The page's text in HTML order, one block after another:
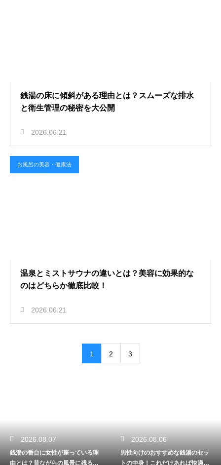
銭湯の床に傾斜がある理由とは？スムーズな排水
と衛生管理の秘密を大公開
2026.06.21
お風呂の美容・健康法
温泉とミストサウナの違いとは？美容に効果的な
のはどちらか徹底比較！
2026.06.21
1 2 3
2026.08.07
銭湯の番台に女性が座っている理
由とは？昔ながらの風景に残る歴
2026.08.06
男性向けのおすすめな銭湯のセッ
トの中身！これだけあれば快適に